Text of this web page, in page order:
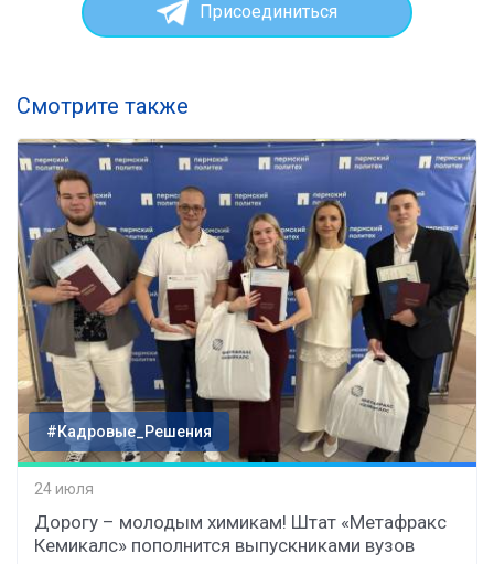
Присоединиться
Смотрите также
#Кадровые_Решения
24 июля
Дорогу – молодым химикам! Штат «Метафракс
Кемикалс» пополнится выпускниками вузов